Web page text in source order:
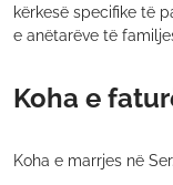
kërkesë specifike të
e anëtarëve të
Koha e
Koha e marrjes në